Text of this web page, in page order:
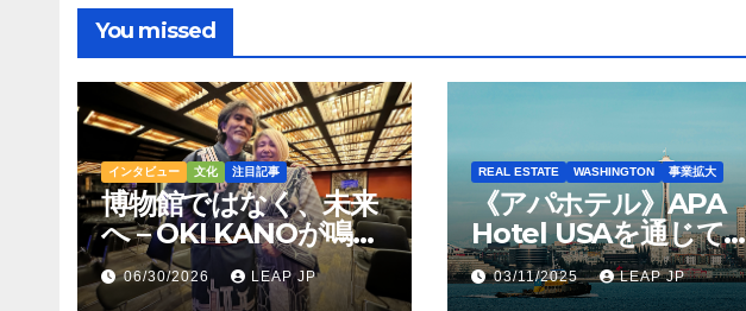
You missed
インタビュー 文化 注目記事
博物館ではなく、未来
へ – OKI KANOが鳴ら
すトンコリの音
06/30/2026 LEAP JP
REAL ESTATE WASHINGTON 事業拡大
《アパホテル》APA
Hotel USAを通じて
Hilton Seattleの取得
を完了
03/11/2025 LEAP JP